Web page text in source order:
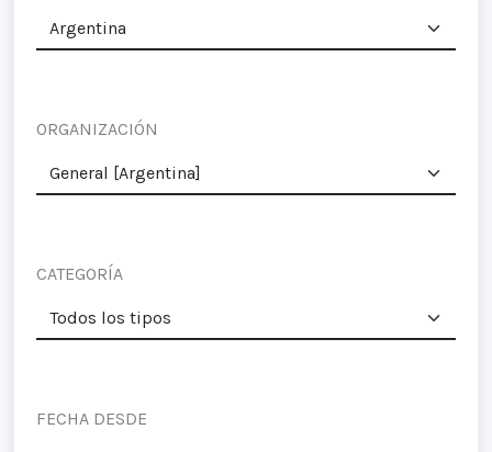
ORGANIZACIÓN
CATEGORÍA
FECHA DESDE